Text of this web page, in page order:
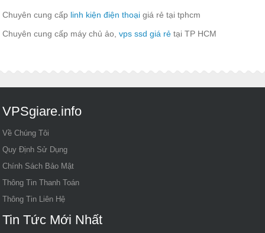
Chuyên cung cấp linh kiện điện thoại giá rẻ tại tphcm
Chuyên cung cấp máy chủ ảo,vps ssd giá rẻ tại TP HCM
VPSgiare.info
Về Chúng Tôi
Quy Định Sử Dụng
Chính Sách Bảo Mật
Thông Tin Thanh Toán
Thông Tin Liên Hệ
Tin Tức Mới Nhất